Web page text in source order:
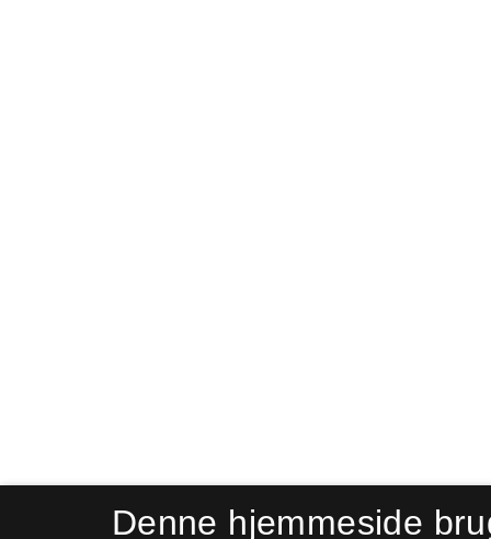
Denne hjemmeside